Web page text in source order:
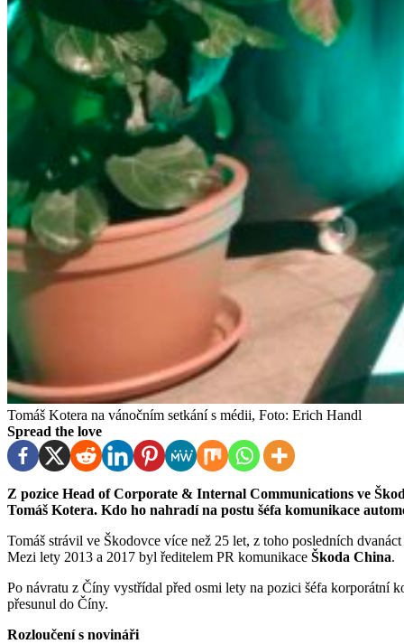
Tomáš Kotera na vánočním setkání s médii, Foto: Erich Handl
Spread the love
Z pozice Head of Corporate & Internal Communications ve Škodě Auto odchází 30. září, po mnoha letech působení,
Tomáš Kotera. Kdo ho nahradí na postu šéfa komunikace
Tomáš strávil ve Škodovce více než 25 let, z toho posledních
Mezi lety 2013 a 2017 byl ředitelem PR komunikace Škoda China.
Po návratu z Číny vystřídal před osmi lety na pozici šéfa korporátní
přesunul do Číny.
Rozloučení s novináři